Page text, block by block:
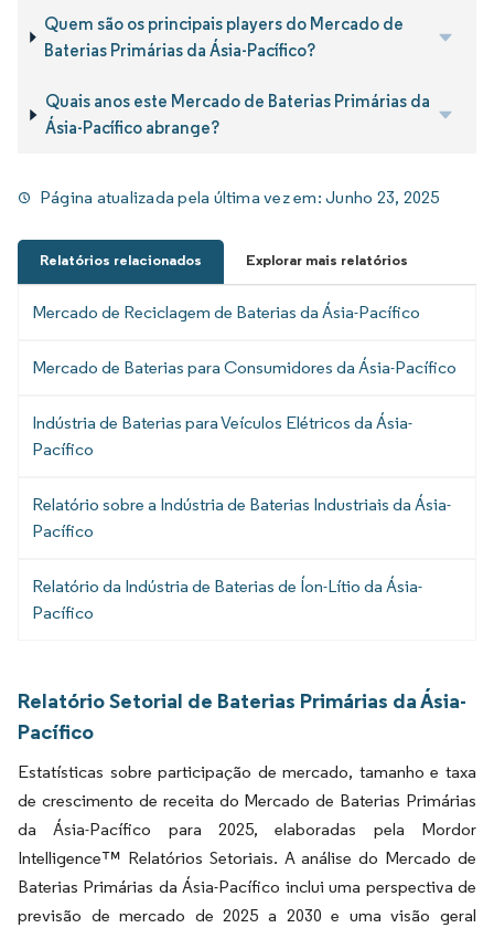
Quem são os principais players do Mercado de
Baterias Primárias da Ásia-Pacífico?
Quais anos este Mercado de Baterias Primárias da
Ásia-Pacífico abrange?
Página atualizada pela última vez em:Junho 23, 2025
Relatórios relacionados Explorar mais relatórios
Mercado de Reciclagem de Baterias da Ásia-Pacífico
Mercado de Baterias para Consumidores da Ásia-Pacífico
Indústria de Baterias para Veículos Elétricos da Ásia-
Pacífico
Relatório sobre a Indústria de Baterias Industriais da Ásia-
Pacífico
Relatório da Indústria de Baterias de Íon-Lítio da Ásia-
Pacífico
Relatório Setorial de Baterias Primárias da Ásia-
Pacífico
Estatísticas sobre participação de mercado, tamanho e taxa
de crescimento de receita do Mercado de Baterias Primárias
da Ásia-Pacífico para 2025, elaboradas pela Mordor
Intelligence™ Relatórios Setoriais. A análise do Mercado de
Baterias Primárias da Ásia-Pacífico inclui uma perspectiva de
previsão de mercado de 2025 a 2030 e uma visão geral